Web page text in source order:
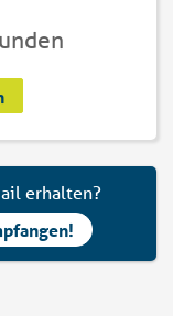
erhalten?